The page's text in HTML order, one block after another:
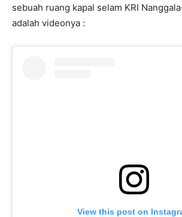
sebuah ruang kapal selam KRI
adalah videonya :
View this post on